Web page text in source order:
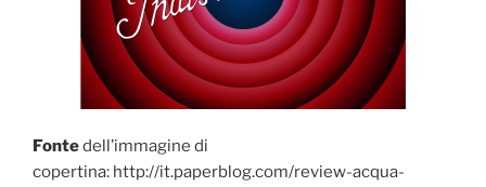
Fontedell’immagine di
copertina: http://it.paperblog.com/review-acqua-